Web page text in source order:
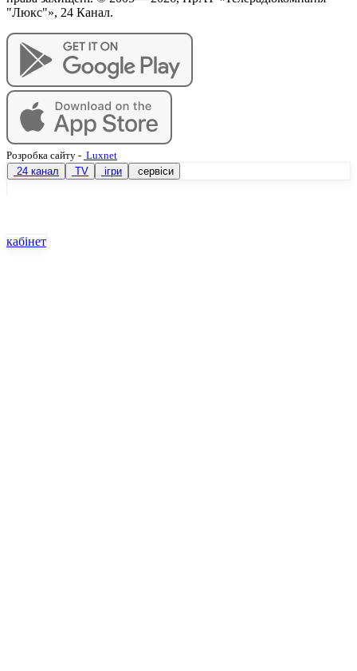
"Люкс"», 24 Канал.
Розробка сайту - Luxnet
24 канал
TV ігри сервіси
кабінет